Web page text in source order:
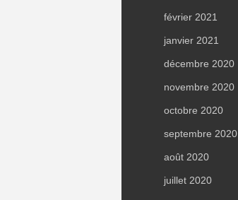
février 2021
janvier 2021
décembre 2020
novembre 2020
octobre 2020
septembre 2020
août 2020
juillet 2020